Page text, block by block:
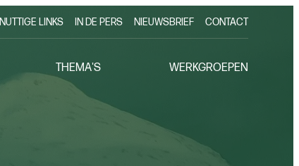
NUTTIGE LINKS IN DE PERS NIEUWSBRIEF CONTACT
THEMA'S WERKGROEPEN